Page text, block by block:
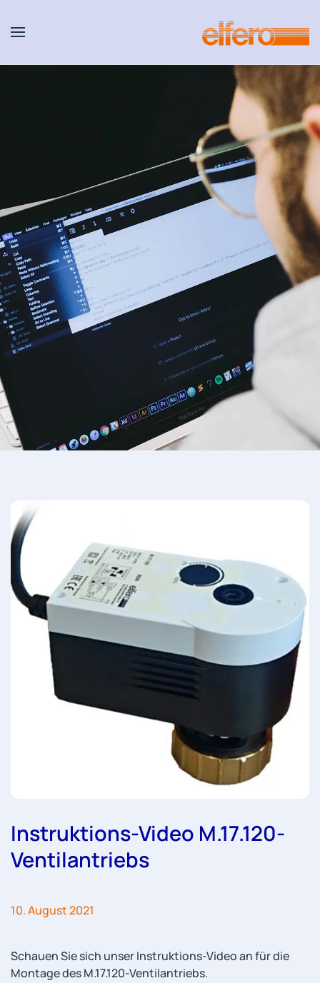
Instruktions-Video M.17.120-
Ventilantriebs
10. August 2021
Schauen Sie sich unser Instruktions-Video an für die
Montage des M.17.120-Ventilantriebs.